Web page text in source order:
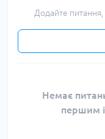
Додайте
Немає
першим